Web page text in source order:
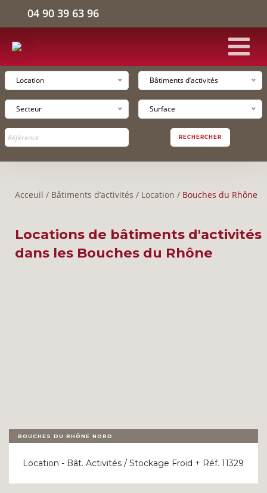
04 90 39 63 96
ACCUEIL
BÂTIMENTS D'ACTIVITÉS
BUREAUX
L'ENTREPRISE
Location Bâtiments d’activités
Secteur Surface
RECHERCHER
Acceuil / Bâtiments d’activités / Location / Bouches du Rhône
Locations de bâtiments d'activités
dans les Bouches du Rhône
BOUCHES DU RHÔNE NORD
Location - Bât. Activités / Stockage Froid + Réf. 11329